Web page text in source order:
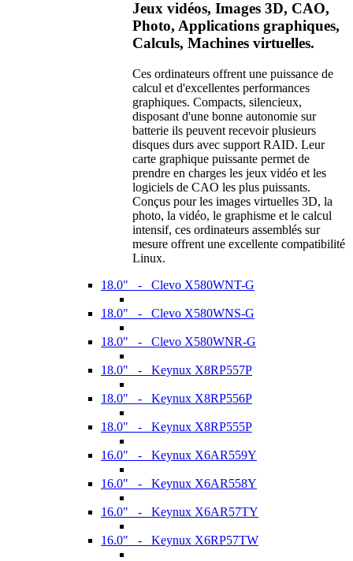
Jeux vidéos, Images 3D, CAO,
Photo, Applications graphiques,
Calculs, Machines virtuelles.
Ces ordinateurs offrent une puissance de
calcul et d'excellentes performances
graphiques. Compacts, silencieux,
disposant d'une bonne autonomie sur
batterie ils peuvent recevoir plusieurs
disques durs avec support RAID. Leur
carte graphique puissante permet de
prendre en charges les jeux vidéo et les
logiciels de CAO les plus puissants.
Conçus pour les images virtuelles 3D, la
photo, la vidéo, le graphisme et le calcul
intensif, ces ordinateurs assemblés sur
mesure offrent une excellente compatibilité
Linux.
18.0" - Clevo X580WNT-G
18.0" - Clevo X580WNS-G
18.0" - Clevo X580WNR-G
18.0" - Keynux X8RP557P
18.0" - Keynux X8RP556P
18.0" - Keynux X8RP555P
16.0" - Keynux X6AR559Y
16.0" - Keynux X6AR558Y
16.0" - Keynux X6AR57TY
16.0" - Keynux X6RP57TW